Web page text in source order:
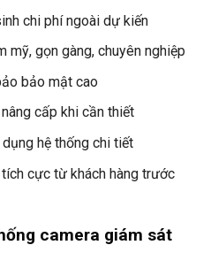
chi phí ngoài dự kiến
mỹ, gọn gàng, chuyên nghiệp
bảo mật cao
cấp khi cần thiết
hệ thống chi tiết
cực từ khách hàng trước
camera giám sát